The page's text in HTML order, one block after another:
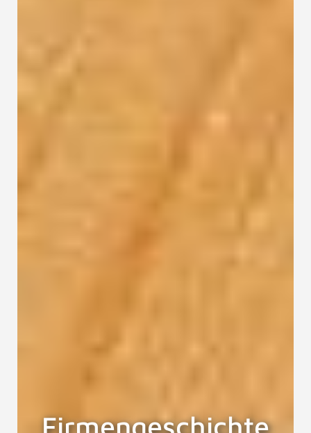
Firmengeschichte